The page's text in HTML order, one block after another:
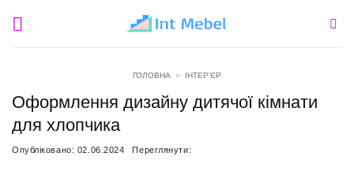
ГОЛОВНА » ІНТЕР'ЄР
Оформлення дизайну дитячої кімнати
для хлопчика
Опубліковано: 02.06.2024 Переглянути: